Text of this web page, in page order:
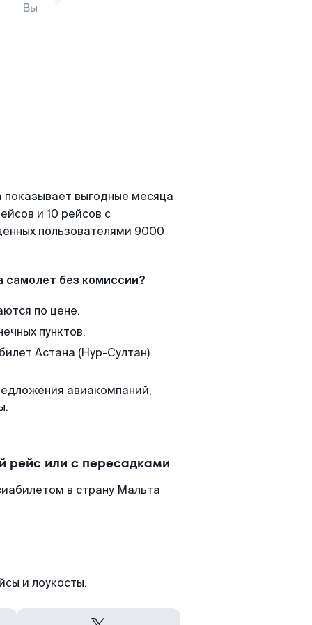
Вы
показывает выгодные месяца
и 10 рейсов с
пользователями 9000
самолет без комиссии?
по цене.
пунктов.
Астана (Нур-Султан)
авиакомпаний,
рейс или с пересадками
в страну Мальта
и лоукосты.